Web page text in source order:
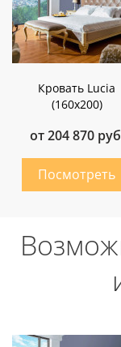
Кровать Lucia
(160х200)
от 204 870